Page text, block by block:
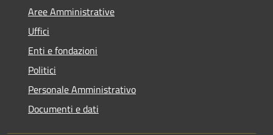
Aree Amministrative
Uffici
Enti e fondazioni
Politici
Personale Amministrativo
Documenti e dati